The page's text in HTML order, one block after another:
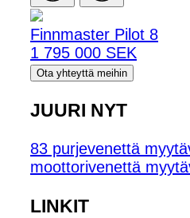
Finnmaster Pilot 8
1 795 000 SEK
Ota yhteyttä meihin
JUURI NYT
83 purjevenettä
moottorivenettä
LINKIT